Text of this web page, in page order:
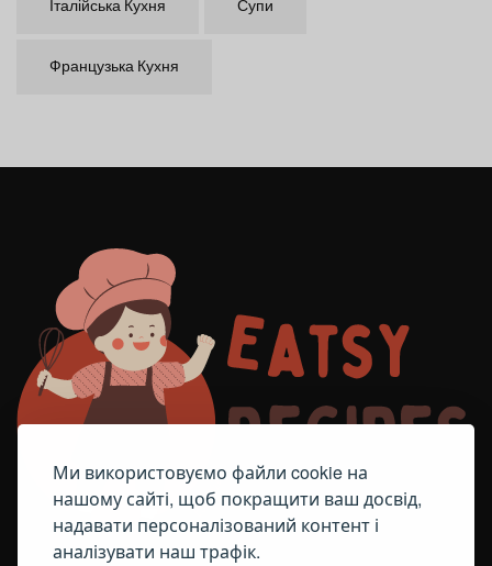
Ми використовуємо файли cookie на
нашому сайті, щоб покращити ваш досвід,
надавати персоналізований контент і
аналізувати наш трафік.
Італійська Кухня Супи
Французька Кухня